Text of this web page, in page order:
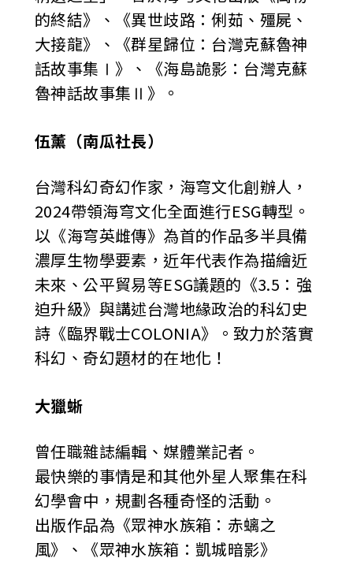
的終結》、《異世歧路：俐茹、殭屍、
大接龍》、《群星歸位：台灣克蘇魯神
話故事集Ⅰ》、《海島詭影：台灣克蘇
魯神話故事集Ⅱ》。
伍薰（南瓜社長）
台灣科幻奇幻作家，海穹文化創辦人，
2024帶領海穹文化全面進行ESG轉型。
以《海穹英雌傳》為首的作品多半具備
濃厚生物學要素，近年代表作為描繪近
未來、公平貿易等ESG議題的《3.5：強
迫升級》與講述台灣地緣政治的科幻史
詩《臨界戰士COLONIA》。致力於落實
科幻、奇幻題材的在地化！
大獵蜥
曾任職雜誌編輯、媒體業記者。
最快樂的事情是和其他外星人聚集在科
幻學會中，規劃各種奇怪的活動。
出版作品為《眾神水族箱：赤螭之
風》、《眾神水族箱：凱城暗影》